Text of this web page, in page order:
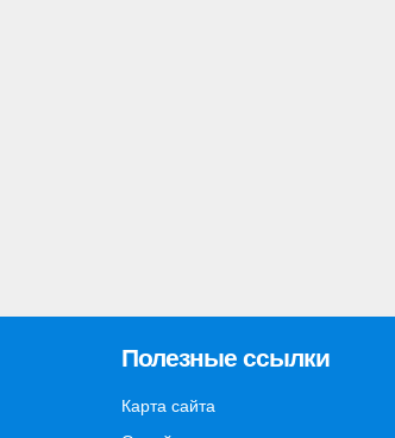
Полезные ссылки
Карта сайта